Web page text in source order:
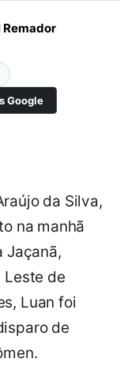
Remador
Google
da Silva,
na manhã
Jaçanã,
Leste de
Luan foi
de